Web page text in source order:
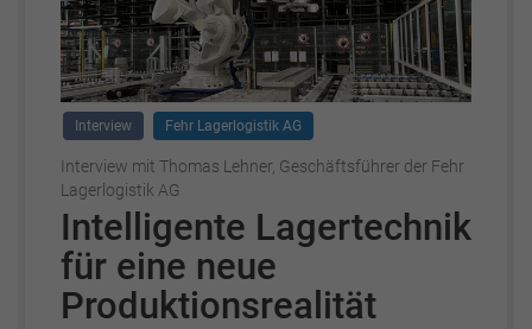
Interview Fehr Lagerlogistik AG
Interview mit Thomas Lehner, Geschäftsführer der Fehr
Lagerlogistik AG
Intelligente Lagertechnik
für eine neue
Produktionsrealität